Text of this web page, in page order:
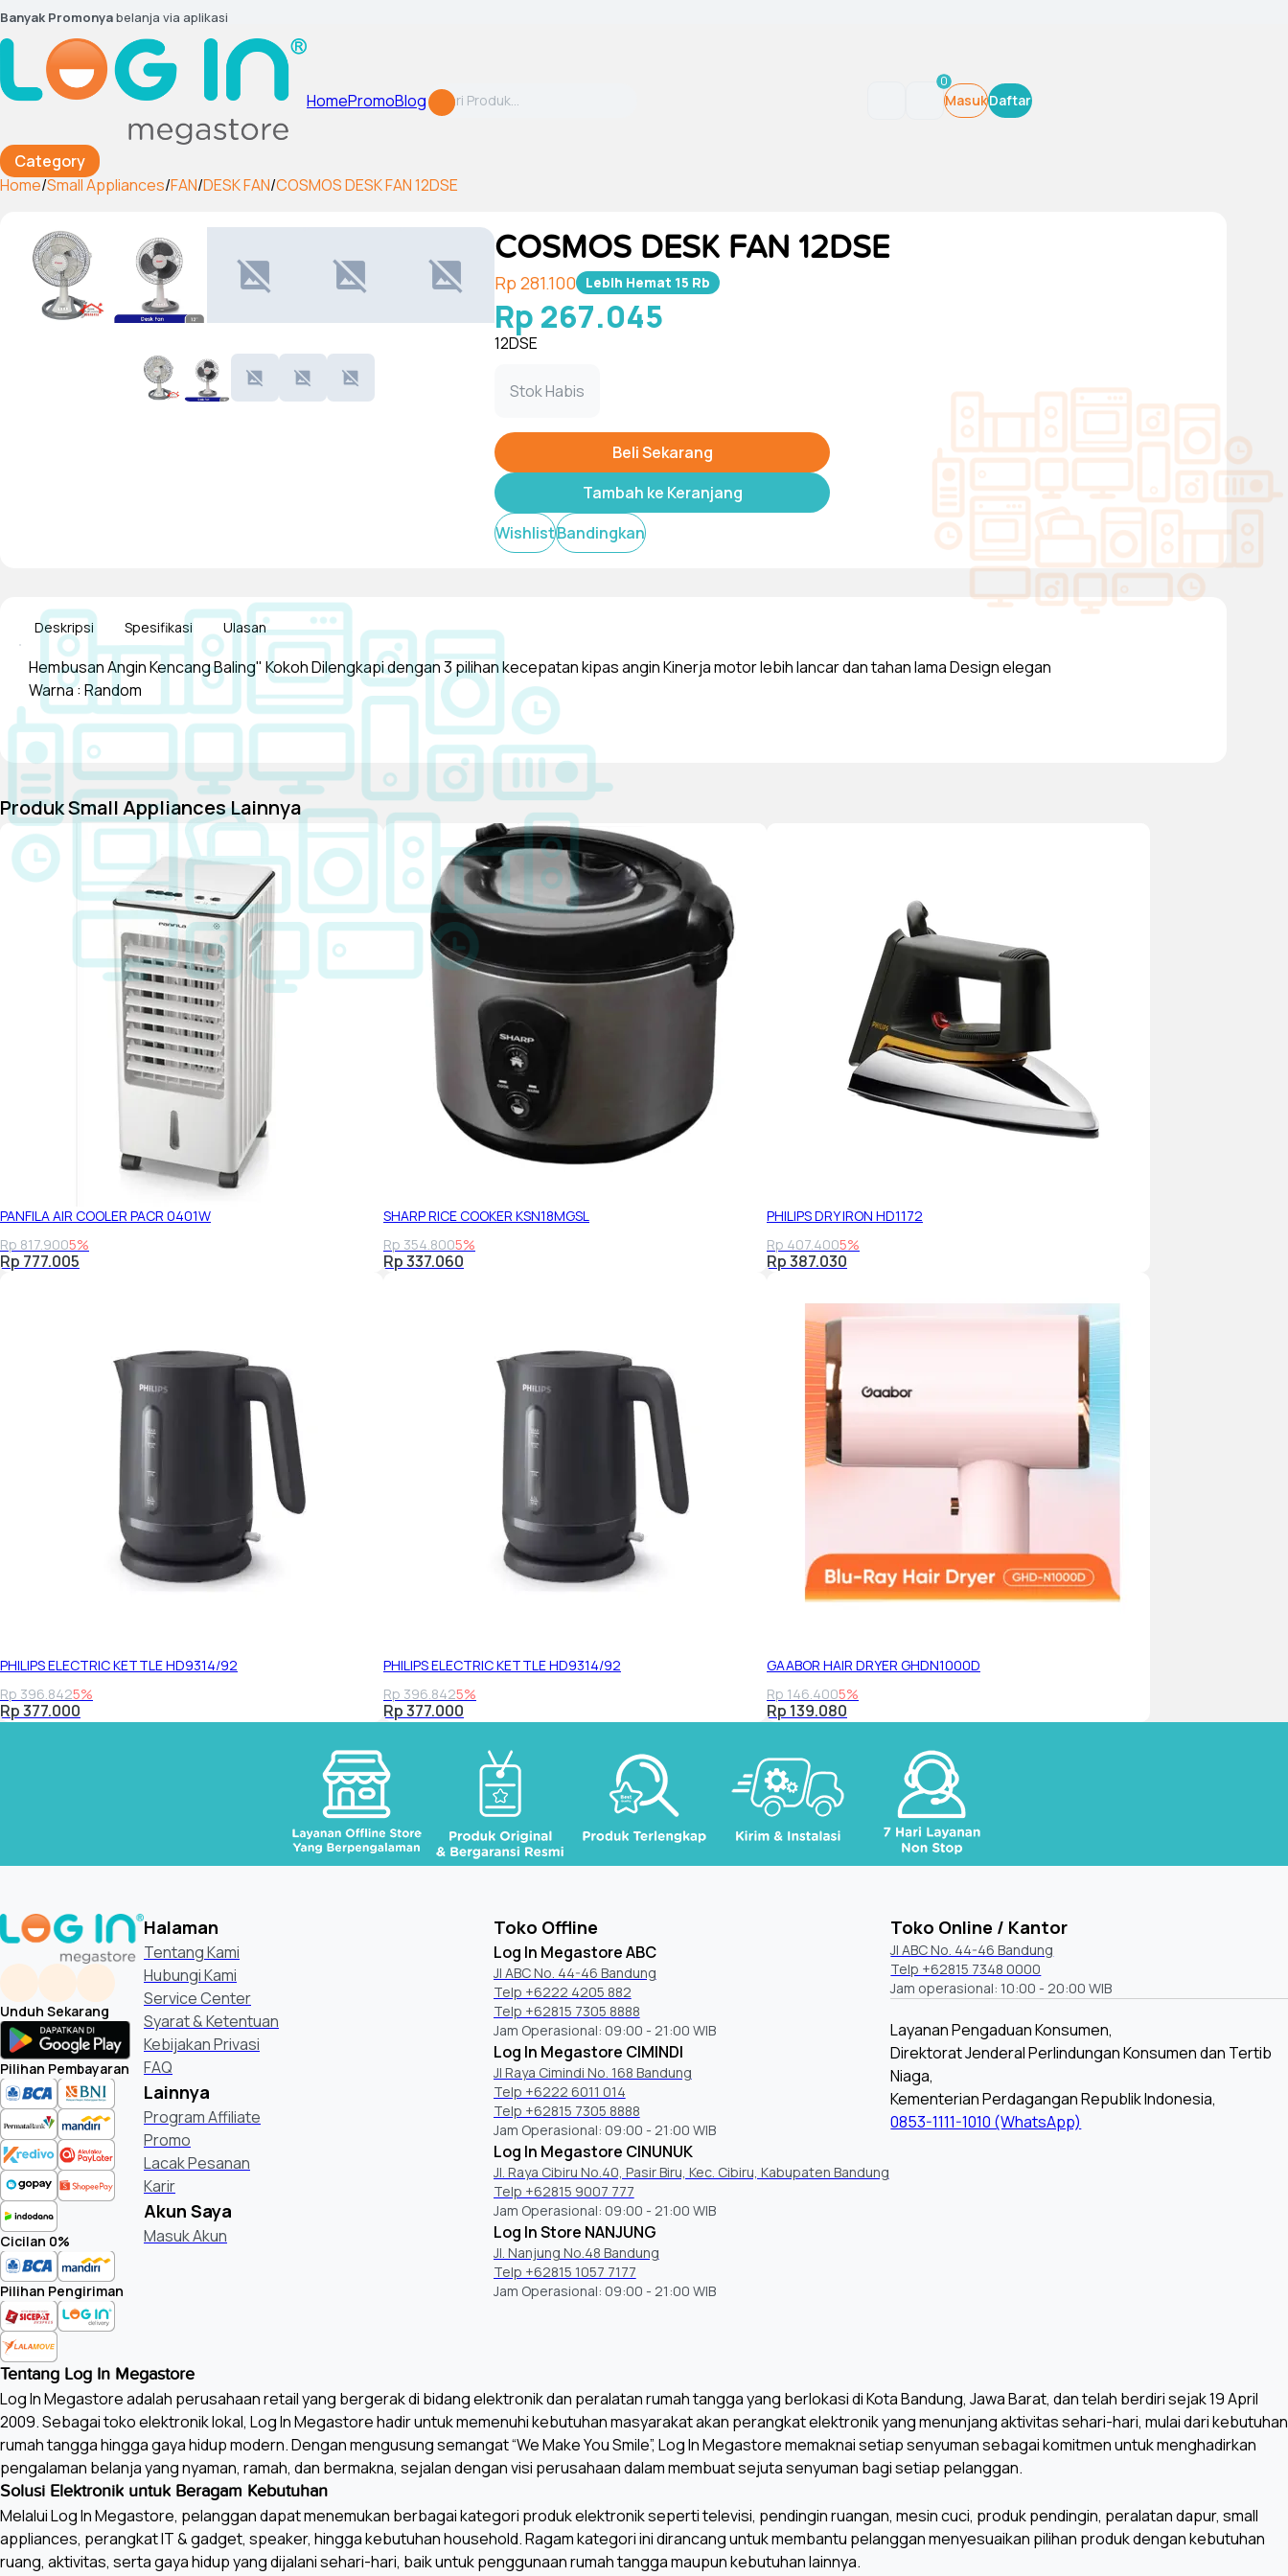
Banyak Promonyabelanja via aplikasi
Category
HomePromoBlog
0
MasukDaftar
Home/Small Appliances/FAN/DESK FAN/COSMOS DESK FAN 12DSE
COSMOS DESK FAN 12DSE
Rp 281.100 Lebih Hemat 15 Rb
Rp 267.045
12DSE
Stok Habis
Beli Sekarang
Tambah ke Keranjang
WishlistBandingkan
Deskripsi Spesifikasi Ulasan
Hembusan Angin Kencang Baling" Kokoh Dilengkapi dengan 3 pilihan kecepatan kipas angin Kinerja motor lebih lancar dan tahan lama Design elegan
Warna : Random
Produk Small Appliances Lainnya
PANFILA AIR COOLER PACR 0401W
Rp 817.9005%
Rp 777.005
SHARP RICE COOKER KSN18MGSL
Rp 354.8005%
Rp 337.060
PHILIPS DRY IRON HD1172
Rp 407.4005%
Rp 387.030
PHILIPS ELECTRIC KETTLE HD9314/92
Rp 396.8425%
Rp 377.000
PHILIPS ELECTRIC KETTLE HD9314/92
Rp 396.8425%
Rp 377.000
GAABOR HAIR DRYER GHDN1000D
Rp 146.4005%
Rp 139.080
Unduh Sekarang
Pilihan Pembayaran
Cicilan 0%
Pilihan Pengiriman
Halaman
Tentang Kami
Hubungi Kami
Service Center
Syarat & Ketentuan
Kebijakan Privasi
FAQ
Lainnya
Program Affiliate
Promo
Lacak Pesanan
Karir
Akun Saya
Masuk Akun
Toko Offline
Log In Megastore ABC
Jl ABC No. 44-46 Bandung
Telp +6222 4205 882
Telp +62815 7305 8888
Jam Operasional: 09:00 - 21:00 WIB
Log In Megastore CIMINDI
Jl Raya Cimindi No. 168 Bandung
Telp +6222 6011 014
Telp +62815 7305 8888
Jam Operasional: 09:00 - 21:00 WIB
Log In Megastore CINUNUK
Jl. Raya Cibiru No.40, Pasir Biru, Kec. Cibiru, Kabupaten Bandung
Telp +62815 9007 777
Jam Operasional: 09:00 - 21:00 WIB
Log In Store NANJUNG
Jl. Nanjung No.48 Bandung
Telp +62815 1057 7177
Jam Operasional: 09:00 - 21:00 WIB
Toko Online / Kantor
Jl ABC No. 44-46 Bandung
Telp +62815 7348 0000
Jam operasional: 10:00 - 20:00 WIB
Layanan Pengaduan Konsumen,
Direktorat Jenderal Perlindungan Konsumen dan Tertib
Niaga,
Kementerian Perdagangan Republik Indonesia,
0853-1111-1010 (WhatsApp)
Tentang Log In Megastore
Log In Megastore adalah perusahaan retail yang bergerak di bidang elektronik dan peralatan rumah tangga yang berlokasi di Kota Bandung, Jawa Barat, dan telah berdiri sejak 19 April
2009. Sebagai toko elektronik lokal, Log In Megastore hadir untuk memenuhi kebutuhan masyarakat akan perangkat elektronik yang menunjang aktivitas sehari-hari, mulai dari kebutuhan
rumah tangga hingga gaya hidup modern. Dengan mengusung semangat “We Make You Smile”, Log In Megastore memaknai setiap senyuman sebagai komitmen untuk menghadirkan
pengalaman belanja yang nyaman, ramah, dan bermakna, sejalan dengan visi perusahaan dalam membuat sejuta senyuman bagi setiap pelanggan.
Solusi Elektronik untuk Beragam Kebutuhan
Melalui Log In Megastore, pelanggan dapat menemukan berbagai kategori produk elektronik seperti televisi, pendingin ruangan, mesin cuci, produk pendingin, peralatan dapur, small
appliances, perangkat IT & gadget, speaker, hingga kebutuhan household. Ragam kategori ini dirancang untuk membantu pelanggan menyesuaikan pilihan produk dengan kebutuhan
ruang, aktivitas, serta gaya hidup yang dijalani sehari-hari, baik untuk penggunaan rumah tangga maupun kebutuhan lainnya.